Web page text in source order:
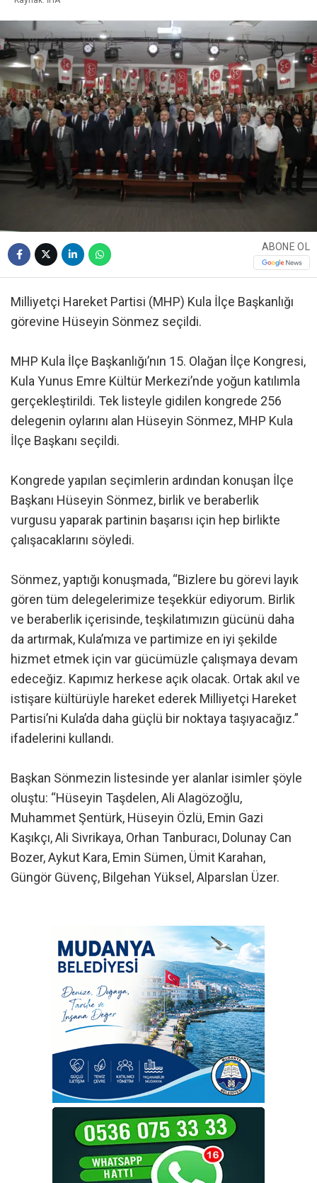
ABONE OL
Milliyetçi Hareket Partisi (MHP) Kula İlçe Başkanlığı
görevine Hüseyin Sönmez seçildi.
MHP Kula İlçe Başkanlığı’nın 15. Olağan İlçe Kongresi,
Kula Yunus Emre Kültür Merkezi’nde yoğun katılımla
gerçekleştirildi. Tek listeyle gidilen kongrede 256
delegenin oylarını alan Hüseyin Sönmez, MHP Kula
İlçe Başkanı seçildi.
Kongrede yapılan seçimlerin ardından konuşan İlçe
Başkanı Hüseyin Sönmez, birlik ve beraberlik
vurgusu yaparak partinin başarısı için hep birlikte
çalışacaklarını söyledi.
Sönmez, yaptığı konuşmada, “Bizlere bu görevi layık
gören tüm delegelerimize teşekkür ediyorum. Birlik
ve beraberlik içerisinde, teşkilatımızın gücünü daha
da artırmak, Kula’mıza ve partimize en iyi şekilde
hizmet etmek için var gücümüzle çalışmaya devam
edeceğiz. Kapımız herkese açık olacak. Ortak akıl ve
istişare kültürüyle hareket ederek Milliyetçi Hareket
Partisi’ni Kula’da daha güçlü bir noktaya taşıyacağız.”
ifadelerini kullandı.
Başkan Sönmezin listesinde yer alanlar isimler şöyle
oluştu: “Hüseyin Taşdelen, Ali Alagözoğlu,
Muhammet Şentürk, Hüseyin Özlü, Emin Gazi
Kaşıkçı, Ali Sivrikaya, Orhan Tanburacı, Dolunay Can
Bozer, Aykut Kara, Emin Sümen, Ümit Karahan,
Güngör Güvenç, Bilgehan Yüksel, Alparslan Üzer.